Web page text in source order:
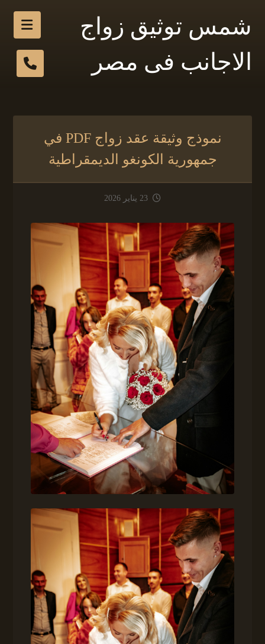
شمس توثيق زواج
الاجانب فى مصر
نموذج وثيقة عقد زواج PDF في
جمهورية الكونغو الديمقراطية
23 يناير 2026